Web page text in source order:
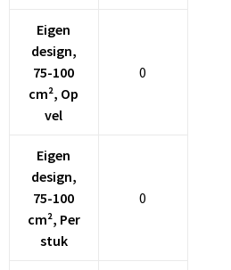
Eigen
design,
75-100
cm², Op
vel
0
Eigen
design,
75-100
cm², Per
stuk
0